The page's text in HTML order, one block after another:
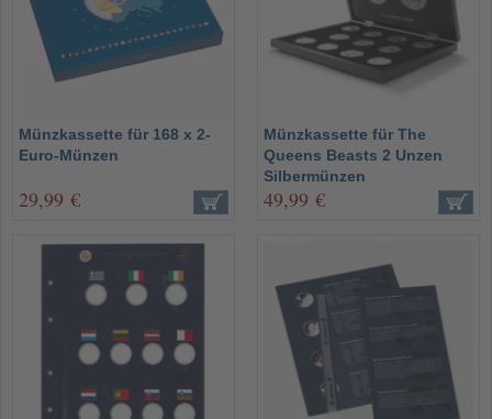
Münzkassette für 168 x 2-
Euro-Münzen
29,99 €
Münzkassette für The
Queens Beasts 2 Unzen
Silbermünzen
49,99 €